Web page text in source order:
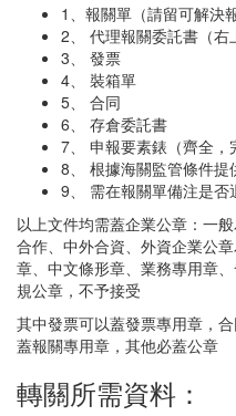
1、報關單（請留可解決
2、 代理報關委託書（右
3、 發票
4、 裝箱單
5、 合同
6、 存倉委託書
7、 申報要素錶（齊全，
8、 根據海關監管條件提
9、 需在報關單備注是否
以上文件均需蓋企業公章：一
合作、中外合資、外資企業公
章、中文條形章、業務專用章
規公章，不予接受
其中發票可以蓋發票專用章，
蓋報關專用章，其他必蓋公章
轉關所需資料：